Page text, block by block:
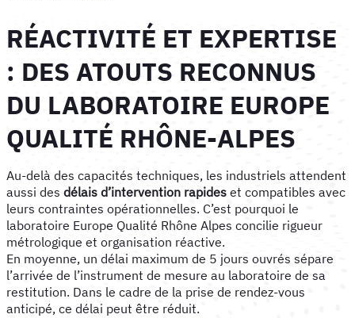
RÉACTIVITÉ ET EXPERTISE
: DES ATOUTS RECONNUS
DU LABORATOIRE EUROPE
QUALITÉ RHÔNE-ALPES
Au-delà des capacités techniques, les industriels attendent
aussi des délais d’intervention rapides et compatibles avec
leurs contraintes opérationnelles. C’est pourquoi le
laboratoire Europe Qualité Rhône Alpes concilie rigueur
métrologique et organisation réactive.
En moyenne, un délai maximum de 5 jours ouvrés sépare
l’arrivée de l’instrument de mesure au laboratoire de sa
restitution. Dans le cadre de la prise de rendez-vous
anticipé, ce délai peut être réduit.